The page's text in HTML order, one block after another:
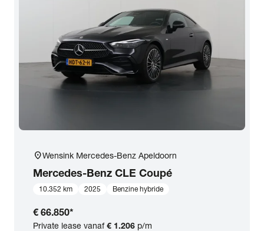
location_onWensink Mercedes-Benz Apeldoorn
Mercedes-Benz CLE Coupé
10.352 km 2025 Benzine hybride
€ 66.850*
Private lease vanaf€ 1.206 p/m